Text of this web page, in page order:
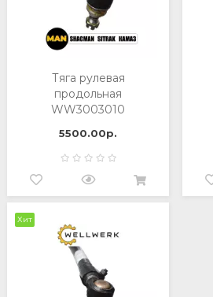
Тяга рулевая
продольная
WW3003010
5500.00р.
Хит